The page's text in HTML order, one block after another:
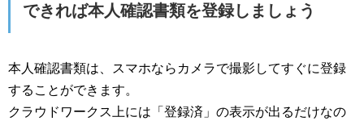
できれば本人確認書類を登録しましょう
本人確認書類は、スマホならカメラで撮影してすぐに登録
することができます。
クラウドワークス上には「登録済」の表示が出るだけなの